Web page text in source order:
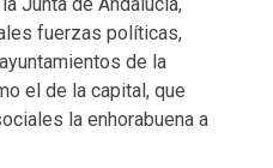
fuerzas políticas,
de la
el de la capital, que
la enhorabuena a